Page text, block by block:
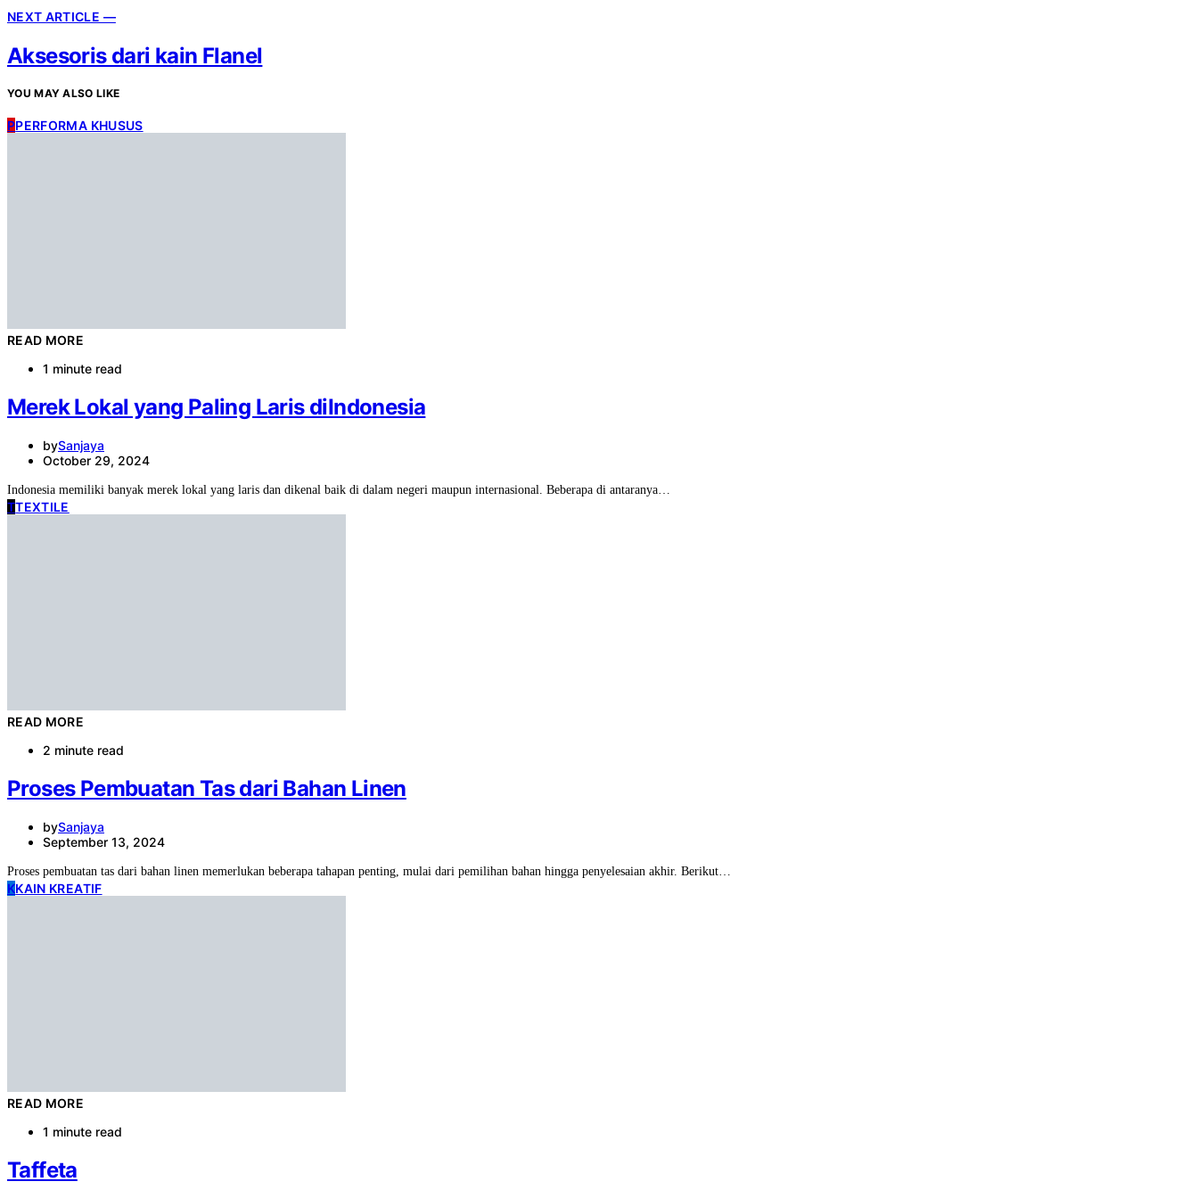
NEXT ARTICLE —
Aksesoris dari kain Flanel
YOU MAY ALSO LIKE
PPERFORMA KHUSUS
READ MORE
1 minute read
Merek Lokal yang Paling Laris diIndonesia
bySanjaya
October 29, 2024
Indonesia memiliki banyak merek lokal yang laris dan dikenal baik di dalam negeri maupun internasional. Beberapa di antaranya…
TTEXTILE
READ MORE
2 minute read
Proses Pembuatan Tas dari Bahan Linen
bySanjaya
September 13, 2024
Proses pembuatan tas dari bahan linen memerlukan beberapa tahapan penting, mulai dari pemilihan bahan hingga penyelesaian akhir. Berikut…
KKAIN KREATIF
READ MORE
1 minute read
Taffeta